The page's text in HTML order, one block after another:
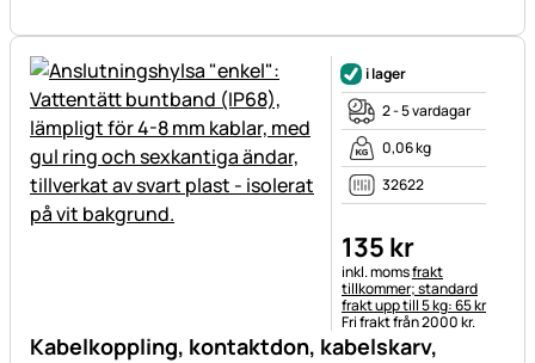
Kabelkoppling, kontaktdon, kabelskarv,
i lager
2 - 5 vardagar
0,06 kg
32622
135 kr
Skatteinformation:
inkl. momsfrakt
tillkommer; standard
frakt upp till 5 kg: 65 kr
Fri frakt från 2000 kr.